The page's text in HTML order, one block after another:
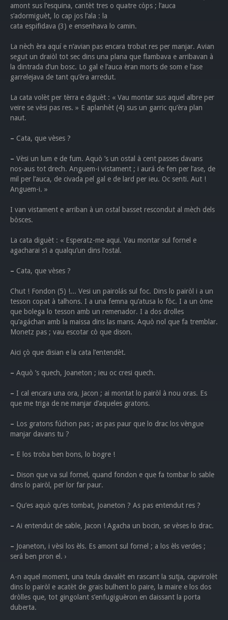
amont sus l’esquina, cantèt tres o quatre còps ; l’auca
s’adormiguèt, lo cap jos l’ala : la
cata espifidava (3) e ensenhava lo camin.
La nèch èra aquí e n’avian pas encara trobat res per manjar. Avian
segut un draiòl tot sec dins una plana que flambava e arribavan à
la dintrada d’un bosc. Lo gal e l’auca èran morts de som e l’ase
garrelejava de tant qu’èra arredut.
La cata volèt per tèrra e diguèt : « Vau montar sus aquel albre per
veire se vèsi pas res. » E aplanhèt (4) sus un garric qu’èra plan
naut.
– Cata, que vèses ?
– Vèsi un lum e de fum. Aquò ’s un ostal à cent passes davans
nos-aus tot drech. Anguem-i vistament ; i aurá de fen per l’ase, de
mil per l’auca, de civada pel gal e de lard per ieu. Oc senti. Aut !
Anguem-i. »
I van vistament e arriban à un ostal basset rescondut al mèch dels
bòsces.
La cata diguèt : « Esperatz-me aqui. Vau montar sul fornel e
agacharai s’i a qualqu’un dins l’ostal.
– Cata, que vèses ?
Chut ! Fondon (5) !... Vesi un pairolás sul foc. Dins lo pairòl i a un
tesson copat à talhons. I a una femna qu’atusa lo fòc. I a un òme
que bolega lo tesson amb un remenador. I a dos drolles
qu’agáchan amb la maissa dins las mans. Aquò nol que fa tremblar.
Monetz pas ; vau escotar cò que dison.
Aici çò que disian e la cata l’entendèt.
– Aquò ’s quech, Joaneton ; ieu oc cresi quech.
– I cal encara una ora, Jacon ; ai montat lo pairòl à nou oras. Es
que me triga de ne manjar d’aqueles gratons.
– Los gratons fúchon pas ; as pas paur que lo drac los vèngue
manjar davans tu ?
– E los troba ben bons, lo bogre !
– Dison que va sul fornel, quand fondon e que fa tombar lo sable
dins lo pairòl, per lor far paur.
– Qu’es aquò qu’es tombat, Joaneton ? As pas entendut res ?
– Ai entendut de sable, Jacon ! Agacha un bocin, se vèses lo drac.
– Joaneton, i vèsi los èls. Es amont sul fornel ; a los èls verdes ;
será ben pron el. ›
A-n aquel moment, una teula davalèt en rascant la sutja, capvirolèt
dins lo pairòl e acatèt de grais bulhent lo paire, la maire e los dos
dròlles que, tot gingolant s’enfugiguèron en daissant la porta
duberta.